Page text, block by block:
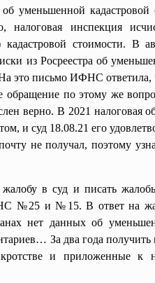
уменьшенной кадастровой
налоговая инспекция
стоимости. В
из Росреестра об
это письмо ИФНС ответила,
обращение по этому же
верно. В 2021 налоговая
и суд 18.08.21 его
не получал, поэтому
жалобу в суд и писать
№25 и №15. В ответ на
нет данных об
За два года
и приложенные к